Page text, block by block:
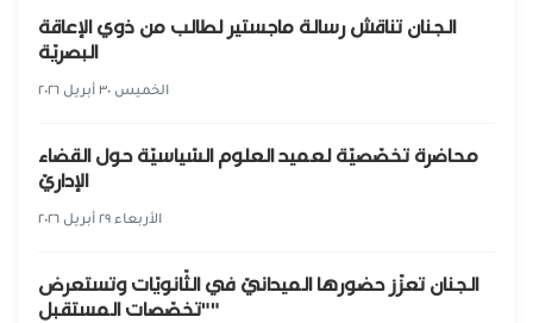
الجنان تناقش رسالة ماجستير لطالب من ذوي الإعاقة
البصريّة
الخميس ٣٠ أبريل ٢٠٢٦
محاضرة تخصّصيّة لعميد العلوم السّياسيّة حول القضاء
الإداريّ
الأربعاء ٢٩ أبريل ٢٠٢٦
الجنان تعزّز حضورها الميدانيّ في الثّانويّات وتستعرض
"تخصّصات المستقبل"